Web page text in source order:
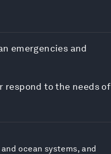
emergencies and
respond to the needs of
ocean systems, and